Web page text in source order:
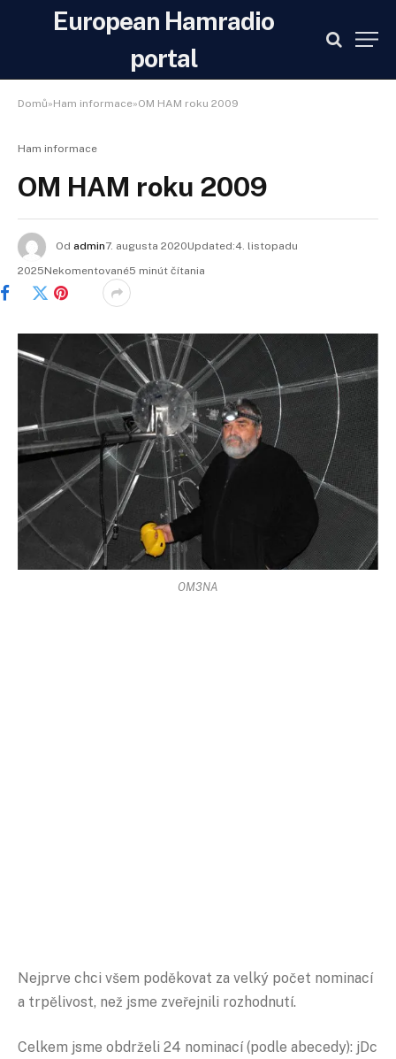
European Hamradio
portal
Domů»Ham informace»OM HAM roku 2009
Ham informace
OM HAM roku 2009
Od admin7. augusta 2020Updated:4. listopadu
2025Nekomentované5 minút čítania
FacebookTwitterPinterest
OM3NA
Nejprve chci všem poděkovat za velký počet nominací
a trpělivost, než jsme zveřejnili rozhodnutí.
Celkem jsme obdrželi 24 nominací (podle abecedy): jDc